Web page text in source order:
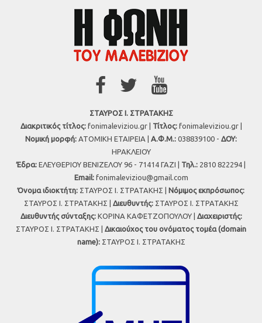
ΣΤΑΥΡΟΣ Ι. ΣΤΡΑΤΑΚΗΣ
Διακριτικός τίτλος:fonimaleviziou.gr | Τίτλος:fonimaleviziou.gr |
Νομική μορφή: ΑΤΟΜΙΚΗ ΕΤΑΙΡΕΙΑ | Α.Φ.Μ.: 038839100 - ΔΟΥ:
ΗΡΑΚΛΕΙΟΥ
Έδρα: ΕΛΕΥΘΕΡΙΟΥ ΒΕΝΙΖΕΛΟΥ 96 - 71414 ΓΑΖΙ | Τηλ.: 2810 822294 |
Εmail: fonimaleviziou@gmail.com
Όνομα ιδιοκτήτη: ΣΤΑΥΡΟΣ Ι. ΣΤΡΑΤΑΚΗΣ | Νόμιμος εκπρόσωπος:
ΣΤΑΥΡΟΣ Ι. ΣΤΡΑΤΑΚΗΣ | Διευθυντής:ΣΤΑΥΡΟΣ Ι. ΣΤΡΑΤΑΚΗΣ
Διευθυντής σύνταξης:ΚΟΡΙΝΑ ΚΑΦΕΤΖΟΠΟΥΛΟΥ | Διαχειριστής:
ΣΤΑΥΡΟΣ Ι. ΣΤΡΑΤΑΚΗΣ | Δικαιούχος του ονόματος τομέα (domain
name):ΣΤΑΥΡΟΣ Ι. ΣΤΡΑΤΑΚΗΣ